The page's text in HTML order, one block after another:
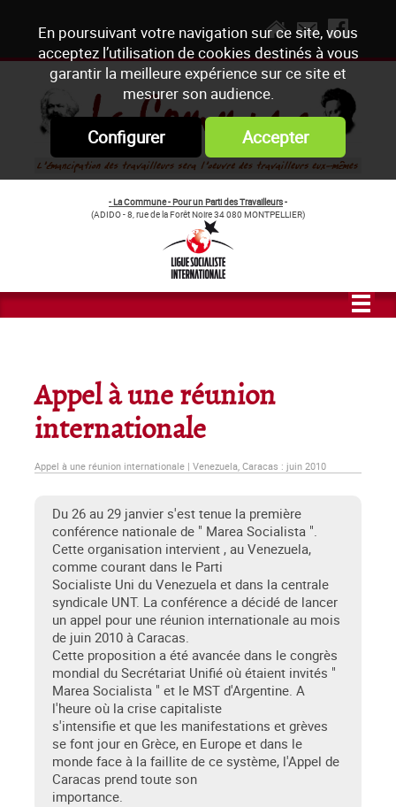
En poursuivant votre navigation sur ce site, vous
acceptez l’utilisation de cookies destinés à vous
garantir la meilleure expérience sur ce site et
mesurer son audience.
Configurer Accepter
- La Commune - Pour un Parti des Travailleurs-
(ADIDO - 8, rue de la Forêt Noire 34 080 MONTPELLIER)
Appel à une réunion
internationale
Appel à une réunion internationale | Venezuela, Caracas : juin 2010
Du 26 au 29 janvier s'est tenue la première
conférence nationale de " Marea Socialista ".
Cette organisation intervient , au Venezuela,
comme courant dans le Parti
Socialiste Uni du Venezuela et dans la centrale
syndicale UNT. La conférence a décidé de lancer
un appel pour une réunion internationale au mois
de juin 2010 à Caracas.
Cette proposition a été avancée dans le congrès
mondial du Secrétariat Unifié où étaient invités "
Marea Socialista " et le MST d'Argentine. A
l'heure où la crise capitaliste
s'intensifie et que les manifestations et grèves
se font jour en Grèce, en Europe et dans le
monde face à la faillite de ce système, l'Appel de
Caracas prend toute son
importance.